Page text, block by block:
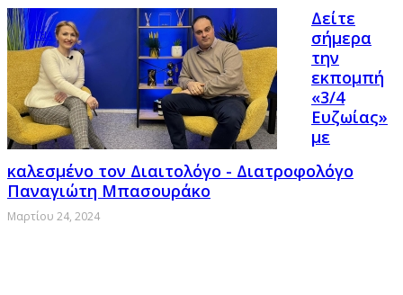
ΥΓΕΙΑ
Δείτε
σήμερα
την
εκπομπή
«3/4
Ευζωίας»
με
καλεσμένο τον Διαιτολόγο - Διατροφολόγο
Παναγιώτη Μπασουράκο
Μαρτίου 24, 2024